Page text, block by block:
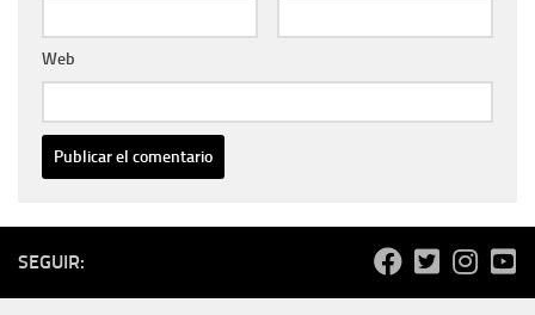
Web
SEGUIR: